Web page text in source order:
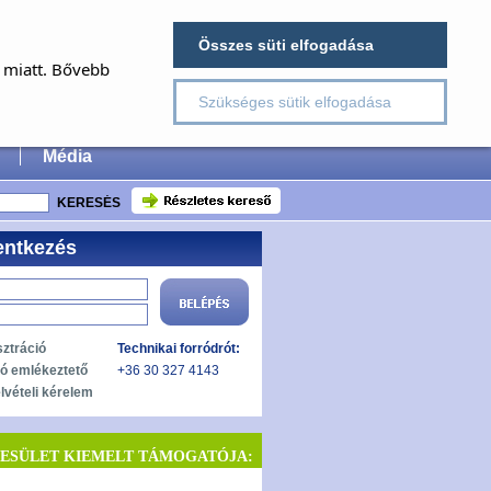
Média
×
emlékeztető
kérelem
Technikai forródrót:
+36 30 327 4143
KIEMELT TÁMOGATÓJA:
Bővebb
Összes süti elfogadása
Szükséges sütik elfogadása